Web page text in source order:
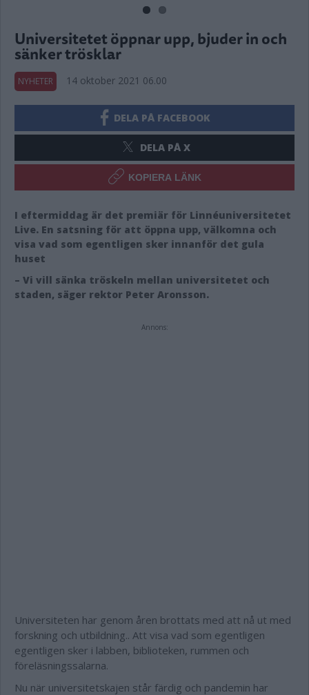
Universitetet öppnar upp, bjuder in och
sänker trösklar
NYHETER 14 oktober 2021 06.00
DELA PÅ FACEBOOK
DELA PÅ X
KOPIERA LÄNK
I eftermiddag är det premiär för Linnéuniversitetet
Live. En satsning för att öppna upp, välkomna och
visa vad som egentligen sker innanför det gula
huset
– Vi vill sänka tröskeln mellan universitetet och
staden, säger rektor Peter Aronsson.
Annons:
Universiteten har genom åren brottats med att nå ut med
forskning och utbildning.. Att visa vad som egentligen
egentligen sker i labben, biblioteken, rummen och
föreläsningssalarna.
Nu när universitetskajen står färdig och pandemin har